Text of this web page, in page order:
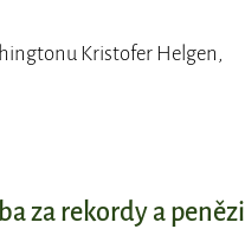
Kristofer Helgen,
za rekordy a penězi